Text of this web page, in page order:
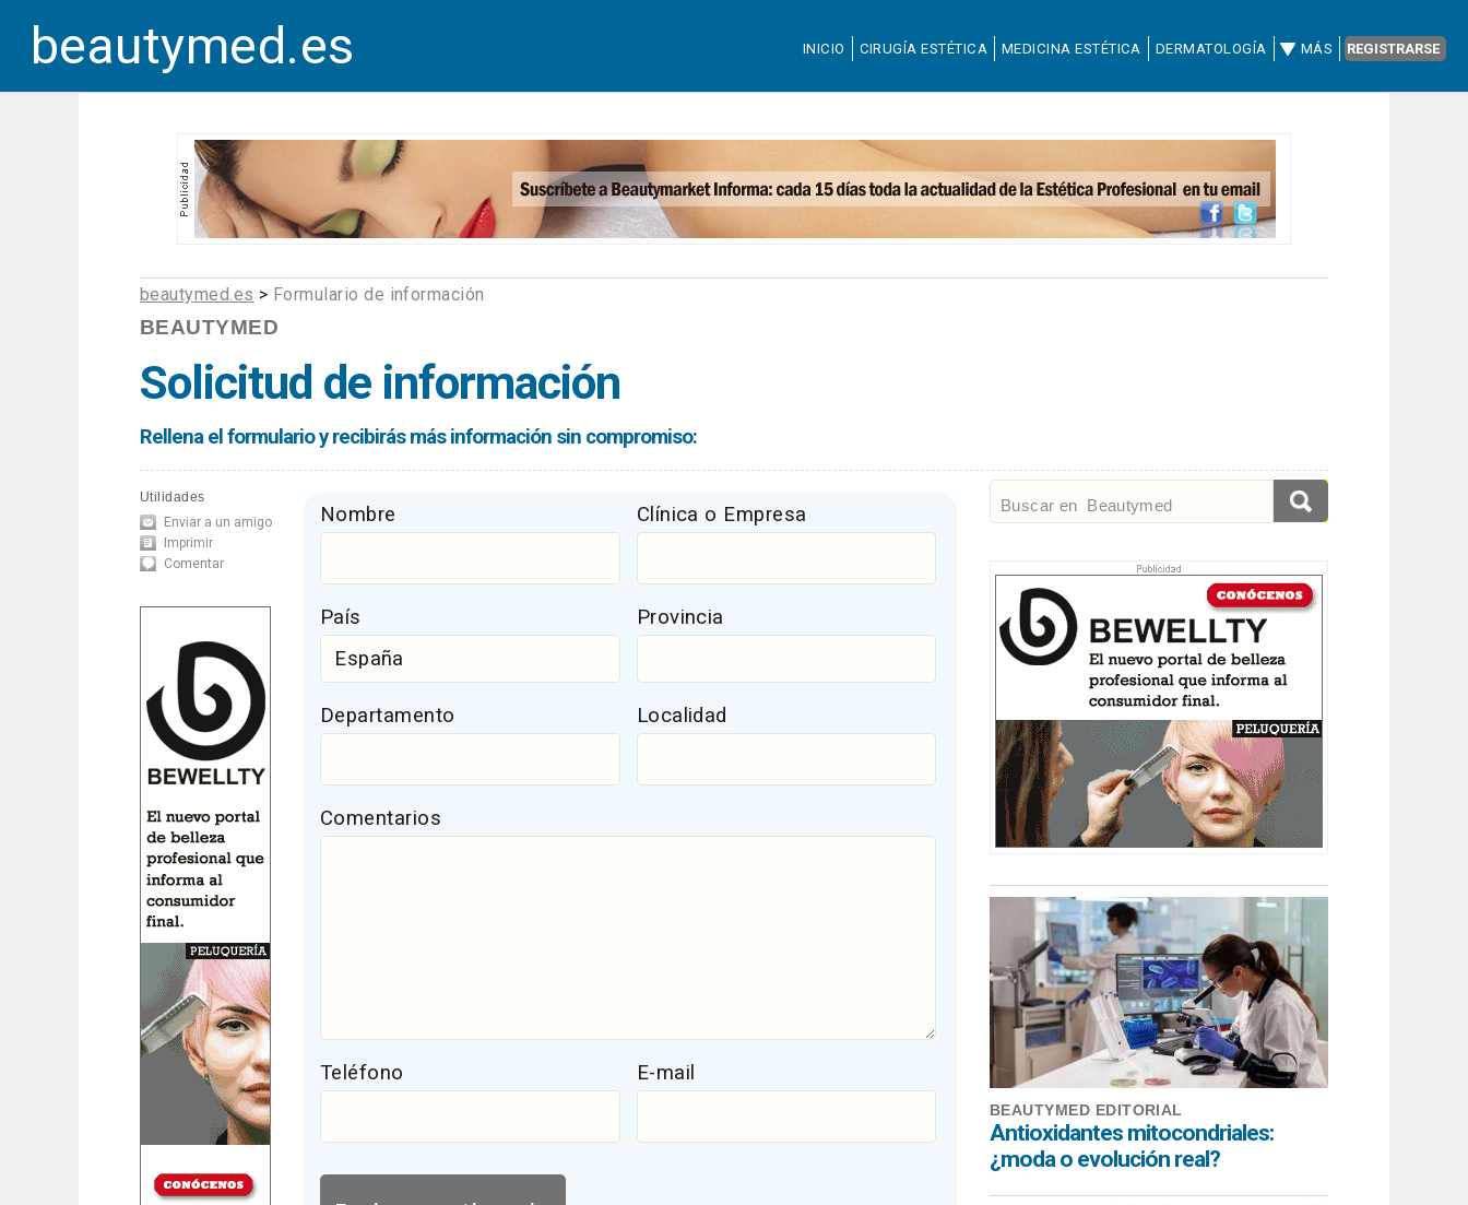
beautymed.es INICIO CIRUGÍA ESTÉTICA MEDICINA ESTÉTICA DERMATOLOGÍA MÁS REGISTRARSE
beautymed.es > Formulario de información
BEAUTYMED
Solicitud de información
Rellena el formulario y recibirás más información sin compromiso:
Utilidades
Enviar a un amigo
Imprimir
Comentar
BEAUTYMED EDITORIAL
Antioxidantes mitocondriales:
¿moda o evolución real?
Nombre Clínica o Empresa
País Provincia
Departamento Localidad
Comentarios
Teléfono E-mail